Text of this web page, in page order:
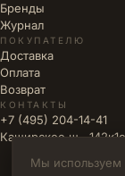
Бренды
Журнал
ПОКУПАТЕЛЮ
Доставка
Оплата
Возврат
КОНТАКТЫ
+7 (495) 204-14-41
Каширское ш.,
Мы используем